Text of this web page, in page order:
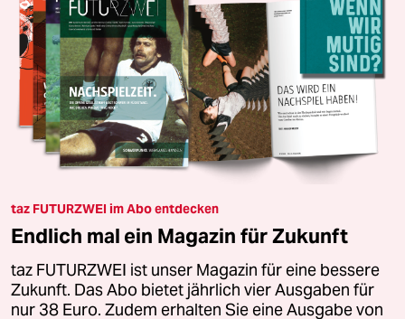
taz FUTURZWEI im Abo entdecken
Endlich mal ein Magazin für Zukunft
taz FUTURZWEI ist unser Magazin für eine bessere
Zukunft. Das Abo bietet jährlich vier Ausgaben für
nur 38 Euro. Zudem erhalten Sie eine Ausgabe von